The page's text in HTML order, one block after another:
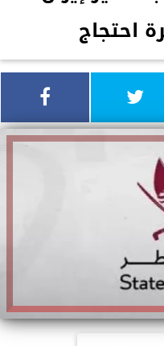
احتجاج